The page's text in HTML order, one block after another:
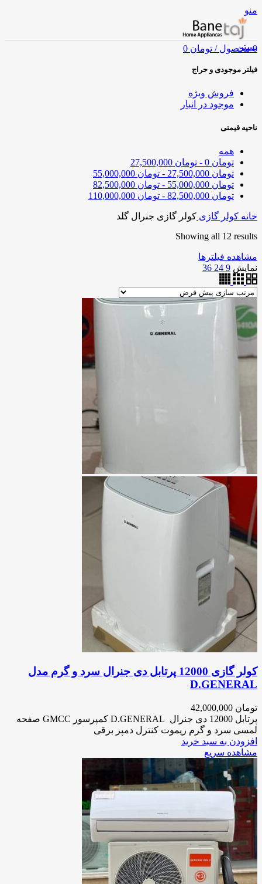
منو
0 محصول / تومان بستن
فیلتر موجودی و حراج
فروش ویژه
موجود در انبار
ناحیه قیمتی
همه
تومان
- تومان
تومان
- تومان
تومان
- تومان
تومان
- تومان
خانه کولر گازی کولر گازی جنرال گلد
Showing all 12 results
مشاهده فیلترها
نمایش 9
24
36
کولر گازی 12000 پرتابل دی جنرال سرد و گرم مدل
D.GENERAL
تومان
پرتابل 12000 دی جنرال D.GENERAL کمپرسور GMCC صفحه
لمسی سرد و گرم ریموت کنترل دمپر برقی
افزودن به سبد خرید
مشاهده سریع